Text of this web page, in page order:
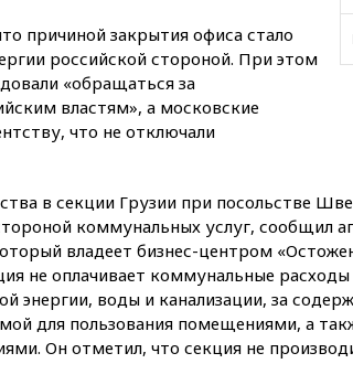
причиной закрытия офиса стало
российской стороной. При этом
«обращаться за
властям», а московские
что не отключали
в секции Грузии при посольстве
коммунальных услуг, сообщил
владеет бизнес-центром
не оплачивает коммунальные расходы
энергии, воды и канализации, за
для пользования помещениями, а
Он отметил, что секция не